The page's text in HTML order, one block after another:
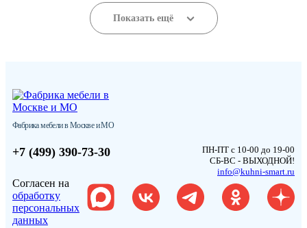
Показать ещё
Фабрика мебели в Москве и МО
+7 (499) 390-73-30
ПН-ПТ с 10-00 до 19-00
СБ-ВС - ВЫХОДНОЙ!
info@kuhni-smart.ru
Согласен на
обработку
персональных
данных